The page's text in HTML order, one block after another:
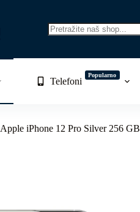
Telefoni
Popularno
Apple iPhone 12 Pro Silver 256 GB